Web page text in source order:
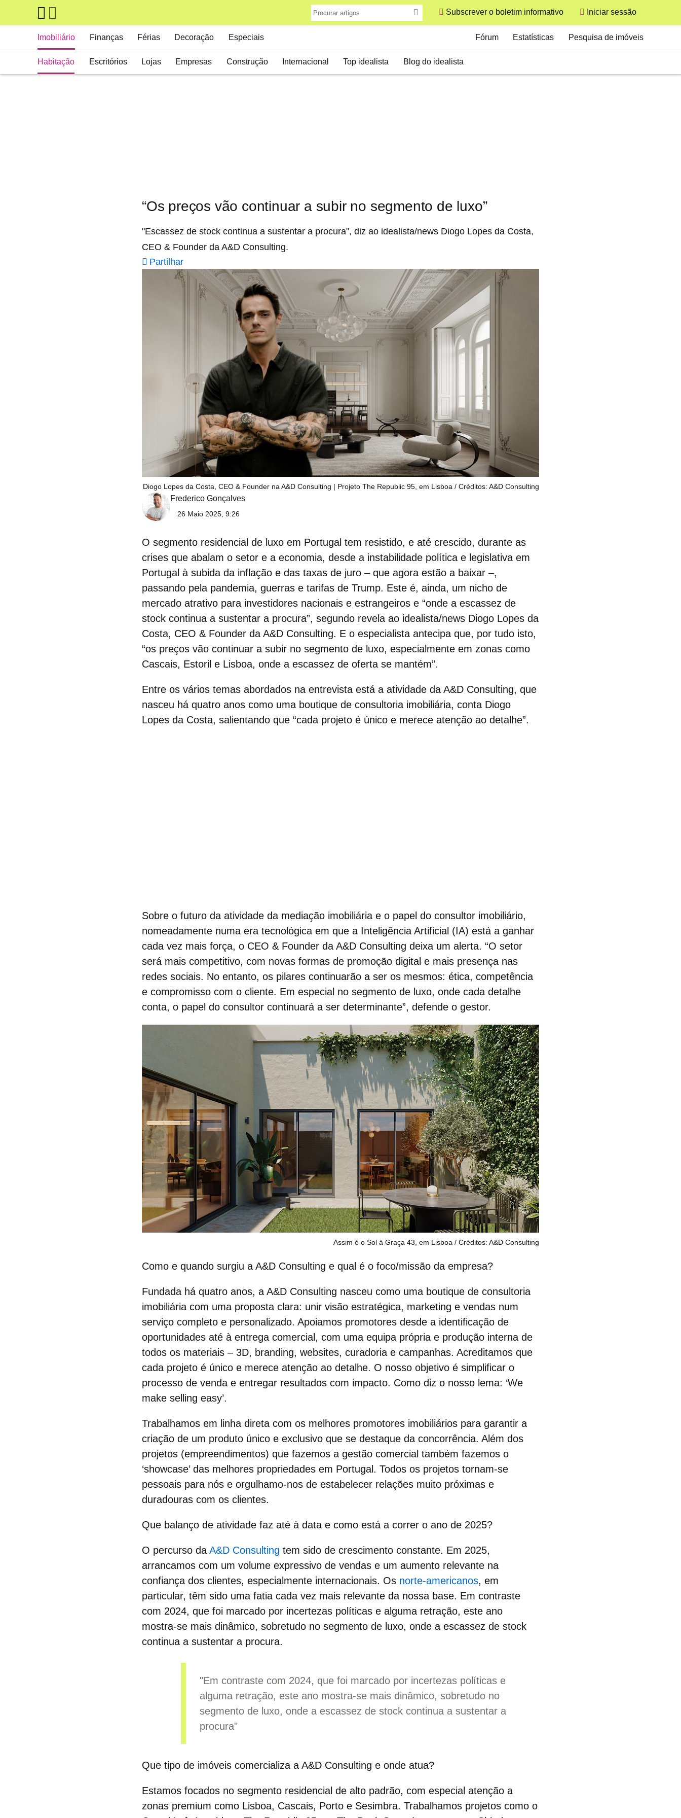
Skip to main content
Subscrever o boletim informativo
User
Iniciar sessão
Main navigation
Imobiliário
Habitação Escritórios Lojas Empresas Construção Internacional Top idealista Blog do idealista
Finanças Férias Decoração Especiais
Secondary
Fórum Estatísticas Pesquisa de imóveis
“Os preços vão continuar a subir no segmento de luxo”
"Escassez de stock continua a sustentar a procura", diz ao idealista/news Diogo Lopes da Costa,
CEO & Founder da A&D Consulting.
Partilhar
Diogo Lopes da Costa, CEO & Founder na A&D Consulting | Projeto The Republic 95, em Lisboa Créditos: A&D Consulting
Frederico Gonçalves
26 Maio 2025, 9:26
O segmento residencial de luxo em Portugal tem resistido, e até crescido, durante as
crises que abalam o setor e a economia, desde a instabilidade política e legislativa em
Portugal à subida da inflação e das taxas de juro – que agora estão a baixar –,
passando pela pandemia, guerras e tarifas de Trump. Este é, ainda, um nicho de
mercado atrativo para investidores nacionais e estrangeiros e “onde a escassez de
stock continua a sustentar a procura”, segundo revela ao idealista/news Diogo Lopes da
Costa, CEO & Founder da A&D Consulting. E o especialista antecipa que, por tudo isto,
“os preços vão continuar a subir no segmento de luxo, especialmente em zonas como
Cascais, Estoril e Lisboa, onde a escassez de oferta se mantém”.
Entre os vários temas abordados na entrevista está a atividade da A&D Consulting, que
nasceu há quatro anos como uma boutique de consultoria imobiliária, conta Diogo
Lopes da Costa, salientando que “cada projeto é único e merece atenção ao detalhe”.
Sobre o futuro da atividade da mediação imobiliária e o papel do consultor imobiliário,
nomeadamente numa era tecnológica em que a Inteligência Artificial (IA) está a ganhar
cada vez mais força, o CEO & Founder da A&D Consulting deixa um alerta. “O setor
será mais competitivo, com novas formas de promoção digital e mais presença nas
redes sociais. No entanto, os pilares continuarão a ser os mesmos: ética, competência
e compromisso com o cliente. Em especial no segmento de luxo, onde cada detalhe
conta, o papel do consultor continuará a ser determinante”, defende o gestor.
Assim é o Sol à Graça 43, em Lisboa Créditos: A&D Consulting
Como e quando surgiu a A&D Consulting e qual é o foco/missão da empresa?
Fundada há quatro anos, a A&D Consulting nasceu como uma boutique de consultoria
imobiliária com uma proposta clara: unir visão estratégica, marketing e vendas num
serviço completo e personalizado. Apoiamos promotores desde a identificação de
oportunidades até à entrega comercial, com uma equipa própria e produção interna de
todos os materiais – 3D, branding, websites, curadoria e campanhas. Acreditamos que
cada projeto é único e merece atenção ao detalhe. O nosso objetivo é simplificar o
processo de venda e entregar resultados com impacto. Como diz o nosso lema: ‘We
make selling easy’.
Trabalhamos em linha direta com os melhores promotores imobiliários para garantir a
criação de um produto único e exclusivo que se destaque da concorrência. Além dos
projetos (empreendimentos) que fazemos a gestão comercial também fazemos o
‘showcase’ das melhores propriedades em Portugal. Todos os projetos tornam-se
pessoais para nós e orgulhamo-nos de estabelecer relações muito próximas e
duradouras com os clientes.
Que balanço de atividade faz até à data e como está a correr o ano de 2025?
O percurso da A&D Consulting tem sido de crescimento constante. Em 2025,
arrancamos com um volume expressivo de vendas e um aumento relevante na
confiança dos clientes, especialmente internacionais. Os norte-americanos, em
particular, têm sido uma fatia cada vez mais relevante da nossa base. Em contraste
com 2024, que foi marcado por incertezas políticas e alguma retração, este ano
mostra-se mais dinâmico, sobretudo no segmento de luxo, onde a escassez de stock
continua a sustentar a procura.
"Em contraste com 2024, que foi marcado por incertezas políticas e
alguma retração, este ano mostra-se mais dinâmico, sobretudo no
segmento de luxo, onde a escassez de stock continua a sustentar a
procura"
Que tipo de imóveis comercializa a A&D Consulting e onde atua?
Estamos focados no segmento residencial de alto padrão, com especial atenção a
zonas premium como Lisboa, Cascais, Porto e Sesimbra. Trabalhamos projetos como o